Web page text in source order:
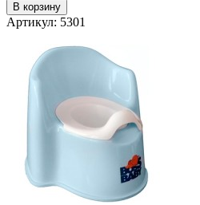
В корзину
Артикул: 5301